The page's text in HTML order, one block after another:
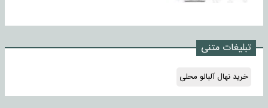
تبلیغات متنی
خرید نهال آلبالو محلی